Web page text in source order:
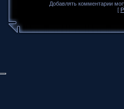
Добавлять комментарии
[